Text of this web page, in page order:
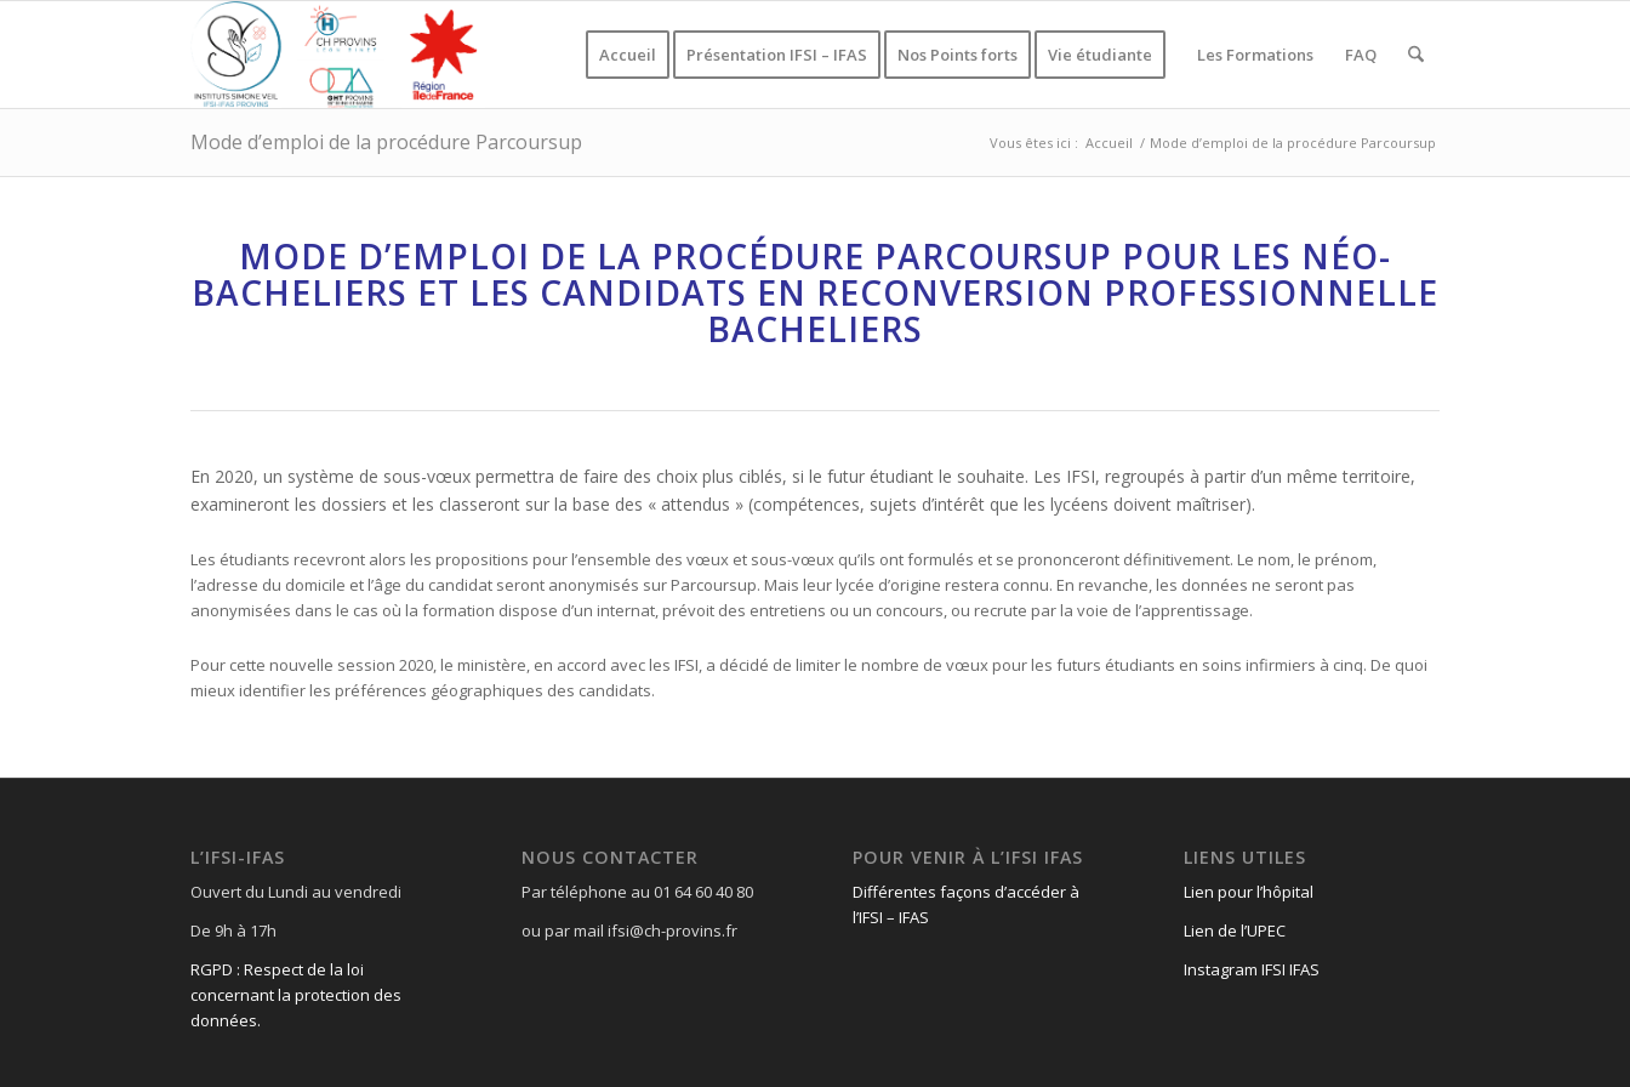
Accueil Présentation IFSI – IFAS Nos Points forts Vie étudiante Les Formations FAQ
Mode d’emploi de la procédure Parcoursup Vous êtes ici : Accueil / Mode d’emploi de la procédure Parcoursup
MODE D’EMPLOI DE LA PROCÉDURE PARCOURSUP POUR LES NÉO-
BACHELIERS ET LES CANDIDATS EN RECONVERSION PROFESSIONNELLE
BACHELIERS
En 2020, un système de sous-vœux permettra de faire des choix plus ciblés, si le futur étudiant le souhaite. Les IFSI, regroupés à partir d’un même territoire,
examineront les dossiers et les classeront sur la base des « attendus » (compétences, sujets d’intérêt que les lycéens doivent maîtriser).
Les étudiants recevront alors les propositions pour l’ensemble des vœux et sous-vœux qu’ils ont formulés et se prononceront définitivement. Le nom, le prénom,
l’adresse du domicile et l’âge du candidat seront anonymisés sur Parcoursup. Mais leur lycée d’origine restera connu. En revanche, les données ne seront pas
anonymisées dans le cas où la formation dispose d’un internat, prévoit des entretiens ou un concours, ou recrute par la voie de l’apprentissage.
Pour cette nouvelle session 2020, le ministère, en accord avec les IFSI, a décidé de limiter le nombre de vœux pour les futurs étudiants en soins infirmiers à cinq. De quoi
mieux identifier les préférences géographiques des candidats.
L’IFSI-IFAS
Ouvert du Lundi au vendredi
De 9h à 17h
RGPD : Respect de la loi
concernant la protection des
données.
NOUS CONTACTER
Par téléphone au 01 64 60 40 80
ou par mail ifsi@ch-provins.fr
POUR VENIR À L’IFSI IFAS
Différentes façons d’accéder à
l’IFSI – IFAS
LIENS UTILES
Lien pour l’hôpital
Lien de l’UPEC
Instagram IFSI IFAS